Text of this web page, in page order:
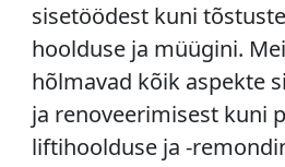
sisetöödest kuni
hoolduse ja müügini.
hõlmavad kõik aspekte
ja renoveerimisest kuni
liftihoolduse ja -